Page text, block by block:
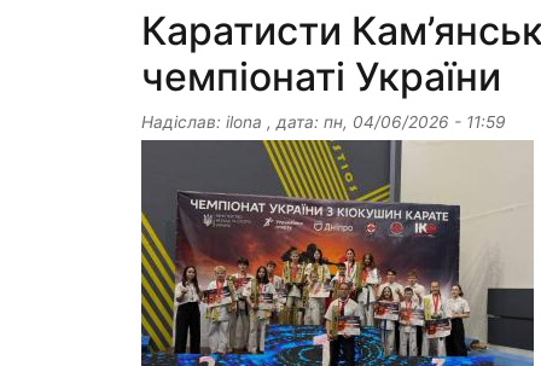
Каратисти
чемпіонаті України
Надіслав: ilona , дата: пн, 04/06/2026 - 11:59